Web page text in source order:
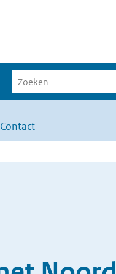
Contact